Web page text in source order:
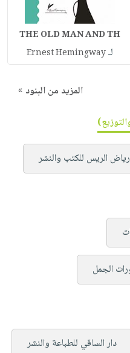
THE OLD MAN AND TH
لـErnest Hemingway
المزيد من البنود »
رياض الريس للكتب والنشر
الجمل
دار الساقي للطباعة والنشر